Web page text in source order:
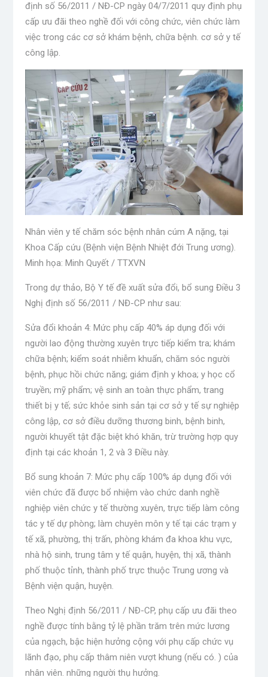
định số 56/2011 / NĐ-CP ngày 04/7/2011 quy định phụ
cấp ưu đãi theo nghề đối với công chức, viên chức làm
việc trong các cơ sở khám bệnh, chữa bệnh. cơ sở y tế
công lập.
Nhân viên y tế chăm sóc bệnh nhân cúm A nặng, tại
Khoa Cấp cứu (Bệnh viện Bệnh Nhiệt đới Trung ương).
Minh họa: Minh Quyết / TTXVN
Trong dự thảo, Bộ Y tế đề xuất sửa đổi, bổ sung Điều 3
Nghị định số 56/2011 / NĐ-CP như sau:
Sửa đổi khoản 4: Mức phụ cấp 40% áp dụng đối với
người lao động thường xuyên trực tiếp kiểm tra; khám
chữa bệnh; kiểm soát nhiễm khuẩn, chăm sóc người
bệnh, phục hồi chức năng; giám định y khoa; y học cổ
truyền; mỹ phẩm; vệ sinh an toàn thực phẩm, trang
thiết bị y tế; sức khỏe sinh sản tại cơ sở y tế sự nghiệp
công lập, cơ sở điều dưỡng thương binh, bệnh binh,
người khuyết tật đặc biệt khó khăn, trừ trường hợp quy
định tại các khoản 1, 2 và 3 Điều này.
Bổ sung khoản 7: Mức phụ cấp 100% áp dụng đối với
viên chức đã được bổ nhiệm vào chức danh nghề
nghiệp viên chức y tế thường xuyên, trực tiếp làm công
tác y tế dự phòng; làm chuyên môn y tế tại các trạm y
tế xã, phường, thị trấn, phòng khám đa khoa khu vực,
nhà hộ sinh, trung tâm y tế quận, huyện, thị xã, thành
phố thuộc tỉnh, thành phố trực thuộc Trung ương và
Bệnh viện quận, huyện.
Theo Nghị định 56/2011 / NĐ-CP, phụ cấp ưu đãi theo
nghề được tính bằng tỷ lệ phần trăm trên mức lương
của ngạch, bậc hiện hưởng cộng với phụ cấp chức vụ
lãnh đạo, phụ cấp thâm niên vượt khung (nếu có. ) của
nhân viên. những người thụ hưởng.